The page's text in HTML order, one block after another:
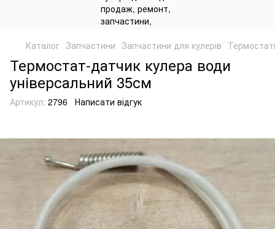
Каталог Запчастини Запчастини для кулерів
Термостат-датчик кулера води
універсальний 35см
Артикул: 2796 Написати відгук